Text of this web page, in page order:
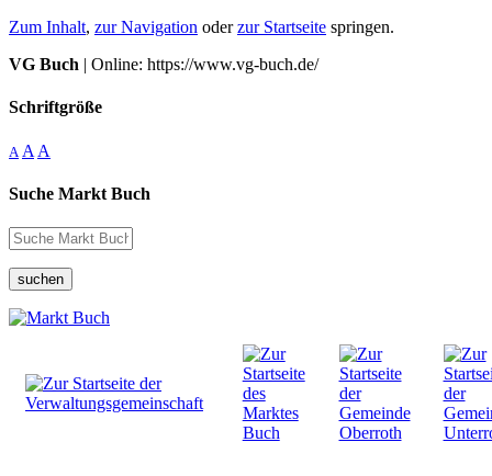
Zum Inhalt, zur Navigation oderzur Startseite springen.
VG Buch | Online: https://www.vg-buch.de/
Schriftgröße
A A A
Suche Markt Buch
suchen